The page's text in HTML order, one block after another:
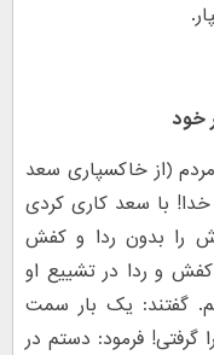
خود
مردم (از خاکسپاری سعد
خدا! با سعد کاری کردی
را بدون ردا و کفش
و ردا در تشییع او
گفتند: یک بار سمت
فرمود: دستم در